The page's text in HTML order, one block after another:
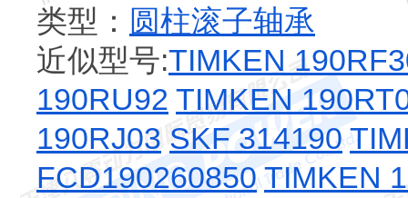
类型： 圆柱滚子轴承
近似型号:TIMKEN
190RU92 TIMKEN
190RJ03 SKF 314190
FCD190260850 TIMKEN